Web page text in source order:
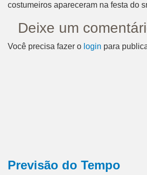
costumeiros apareceram na festa do
Deixe um
Você precisa fazer o login para
Previsão do Tempo